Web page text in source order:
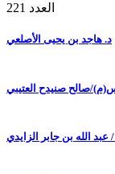
العدد 221
د. هاجد بن يحيى الأصلعي
صالح صنيدح العتيبي
عبد الله بن جابر الزايدي